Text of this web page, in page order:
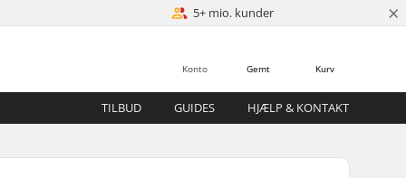
5+ mio. kunder ×
Kurv
Gemt
Konto
TILBUD GUIDES HJÆLP & KONTAKT